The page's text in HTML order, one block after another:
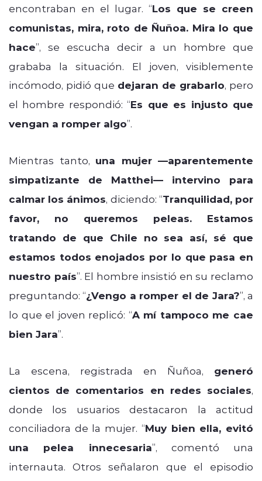
encontraban en el lugar. “Los que se creen
comunistas, mira, roto de Ñuñoa. Mira lo que
hace”, se escucha decir a un hombre que
grababa la situación. El joven, visiblemente
incómodo, pidió que dejaran de grabarlo, pero
el hombre respondió: “Es que es injusto que
vengan a romper algo”.
Mientras tanto, una mujer —aparentemente
simpatizante de Matthei— intervino para
calmar los ánimos, diciendo: “Tranquilidad, por
favor, no queremos peleas. Estamos
tratando de que Chile no sea así, sé que
estamos todos enojados por lo que pasa en
nuestro país”. El hombre insistió en su reclamo
preguntando: “¿Vengo a romper el de Jara?”, a
lo que el joven replicó: “A mí tampoco me cae
bien Jara”.
La escena, registrada en Ñuñoa, generó
cientos de comentarios en redes sociales,
donde los usuarios destacaron la actitud
conciliadora de la mujer. “Muy bien ella, evitó
una pelea innecesaria”, comentó una
internauta. Otros señalaron que el episodio